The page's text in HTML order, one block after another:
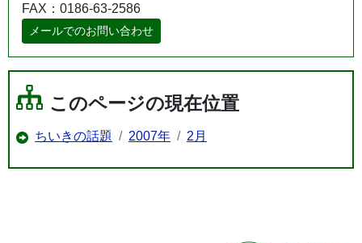
FAX：0186-63-2586
メールでのお問い合わせ
このページの現在位置
ちいきの話題 2007年 2月